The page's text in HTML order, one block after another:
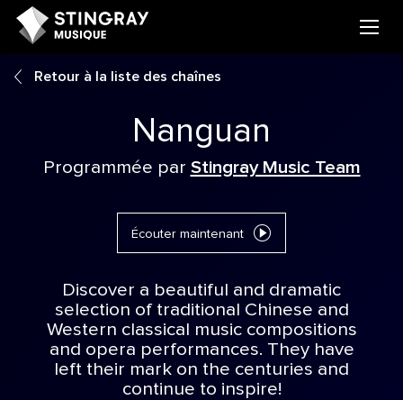
Retour à la liste des chaînes
Nanguan
Programmée par Stingray Music Team
Écouter maintenant
Discover a beautiful and dramatic
selection of traditional Chinese and
Western classical music compositions
and opera performances. They have
left their mark on the centuries and
continue to inspire!